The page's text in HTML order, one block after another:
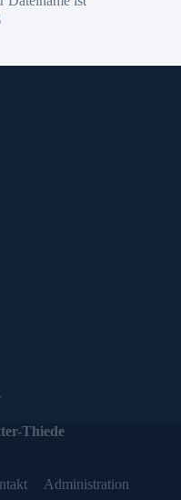
Thiede
Administration